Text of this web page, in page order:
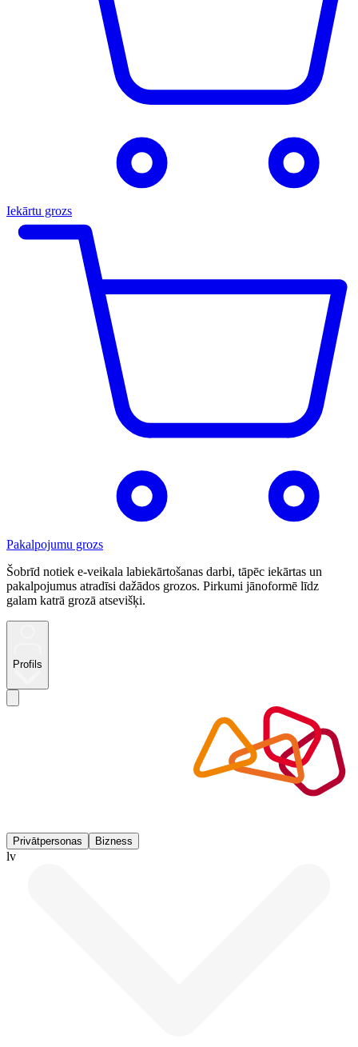
Iekārtu grozs
Pakalpojumu grozs
Šobrīd notiek e-veikala labiekārtošanas darbi, tāpēc iekārtas un
pakalpojumus atradīsi dažādos grozos. Pirkumi jānoformē līdz
galam katrā grozā atsevišķi.
Profils
Privātpersonas Bizness
lv